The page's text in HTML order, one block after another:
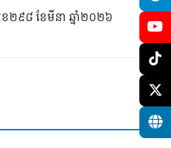
ខ២៩៨ ខែមីនា ឆ្នាំ២០២៦